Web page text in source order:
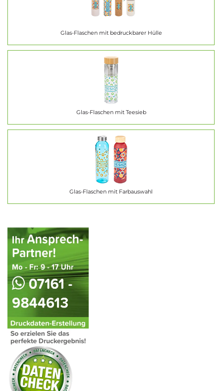
Glas-Flaschen mit bedruckbarer Hülle
Glas-Flaschen mit Teesieb
Glas-Flaschen mit Farbauswahl